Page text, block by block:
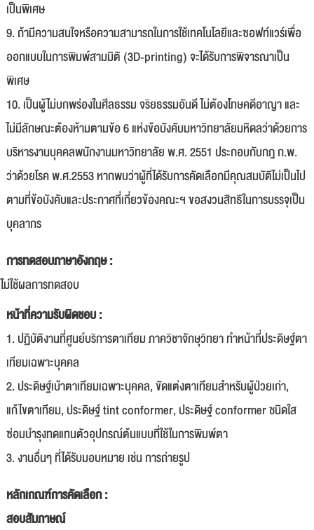
เป็นพิเศษ
9. ถ้ามีความสนใจหรือความสามารถในการใช้เทคโนโลยีและซอฟท์แวร์เพื่อ
ออกแบบในการพิมพ์สามมิติ (3D-printing) จะได้รับการพิจารณาเป็น
พิเศษ
10. เป็นผู้ไม่บกพร่องในศีลธรรม จริยธรรมอันดี ไม่ต้องโทษคดีอาญา และ
ไม่มีลักษณะต้องห้ามตามข้อ 6 แห่งข้อบังคับมหาวิทยาลัยมหิดลว่าด้วยการ
บริหารงานบุคคลพนักงานมหาวิทยาลัย พ.ศ. 2551 ประกอบกับกฎ ก.พ.
ว่าด้วยโรค พ.ศ.2553 หากพบว่าผู้ที่ได้รับการคัดเลือกมีคุณสมบัติไม่เป็นไป
ตามที่ข้อบังคับและประกาศที่เกี่ยวข้องคณะฯ ขอสงวนสิทธิในการบรรจุเป็น
บุคลากร
การทดสอบภาษาอังกฤษ :
ม่ใช้ผลการทดสอบ
หน้าที่ความรับผิดชอบ :
1. ปฏิบัติงานที่ศูนย์บริการตาเทียม ภาควิชาจักษุวิทยา ทำหน้าที่ประดิษฐ์ตา
เทียมเฉพาะบุคคล
2. ประดิษฐ์เบ้าตาเทียมเฉพาะบุคคล, ขัดแต่งตาเทียมสำหรับผู้ป่วยเก่า,
แก้ไขตาเทียม, ประดิษฐ์ tint conformer, ประดิษฐ์ conformer ชนิดใส
ซ่อมบำรุงทดแทนตัวอุปกรณ์ต้นแบบที่ใช้ในการพิมพ์ตา
3. งานอื่นๆ ที่ได้รับมอบหมาย เช่น การถ่ายรูป
หลักเกณฑ์การคัดเลือก :
สอบสัมภาษณ์